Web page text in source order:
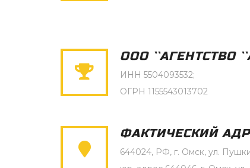
ООО ``АГЕНТСТВО
ИНН 5504093532;
ОГРН 1155543013702
ФАКТИЧЕСКИЙ
644024, РФ, г. Омск, ул.